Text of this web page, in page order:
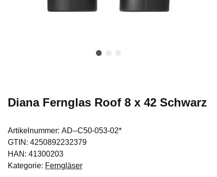
Diana Fernglas Roof 8 x 42 Schwarz
Artikelnummer: AD--C50-053-02*
GTIN: 4250892232379
HAN: 41300203
Kategorie: Ferngläser